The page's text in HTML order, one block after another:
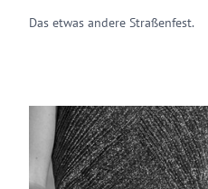
Das etwas andere Straßenfest.